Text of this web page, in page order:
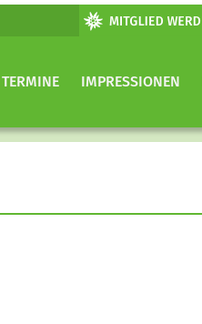
TERMINE IMPRESSIONEN